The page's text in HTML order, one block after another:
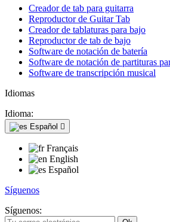
Creador de tab para guitarra
Reproductor de Guitar Tab
Creador de tablaturas para bajo
Reproductor de tab de bajo
Software de notación de batería
Software de notación de partituras
Software de transcripción musical
Idiomas
Idioma:
Español 
Français
English
Español
Síguenos
Síguenos: